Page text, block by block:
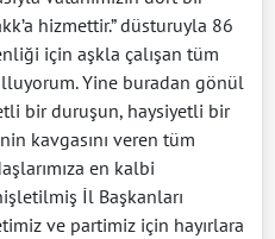
hizmettir.” düsturuyla 86
için aşkla çalışan tüm
Yine buradan gönül
bir duruşun, haysiyetli bir
kavgasını veren tüm
en kalbi
İl Başkanları
ve partimiz için hayırlara